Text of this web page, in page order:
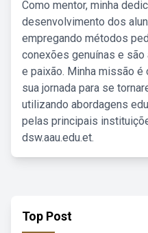
Como mentor, minha
desenvolvimento dos
empregando métodos
conexões genuínas e
e paixão. Minha missão
sua jornada para se
utilizando abordagens
pelas principais
dsw.aau.edu.et.
Top Post